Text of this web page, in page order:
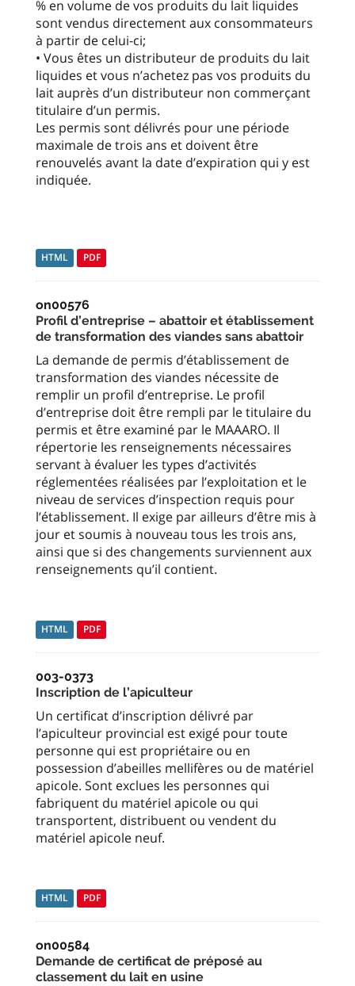
% en volume de vos produits du lait liquides
sont vendus directement aux consommateurs
à partir de celui-ci;
• Vous êtes un distributeur de produits du lait
liquides et vous n’achetez pas vos produits du
lait auprès d’un distributeur non commerçant
titulaire d’un permis.
Les permis sont délivrés pour une période
maximale de trois ans et doivent être
renouvelés avant la date d’expiration qui y est
indiquée.
HTML PDF
on00576
Profil d’entreprise – abattoir et établissement
de transformation des viandes sans abattoir
La demande de permis d’établissement de
transformation des viandes nécessite de
remplir un profil d’entreprise. Le profil
d’entreprise doit être rempli par le titulaire du
permis et être examiné par le MAAARO. Il
répertorie les renseignements nécessaires
servant à évaluer les types d’activités
réglementées réalisées par l’exploitation et le
niveau de services d’inspection requis pour
l’établissement. Il exige par ailleurs d’être mis à
jour et soumis à nouveau tous les trois ans,
ainsi que si des changements surviennent aux
renseignements qu’il contient.
HTML PDF
003-0373
Inscription de l’apiculteur
Un certificat d’inscription délivré par
l’apiculteur provincial est exigé pour toute
personne qui est propriétaire ou en
possession d’abeilles mellifères ou de matériel
apicole. Sont exclues les personnes qui
fabriquent du matériel apicole ou qui
transportent, distribuent ou vendent du
matériel apicole neuf.
HTML PDF
on00584
Demande de certificat de préposé au
classement du lait en usine